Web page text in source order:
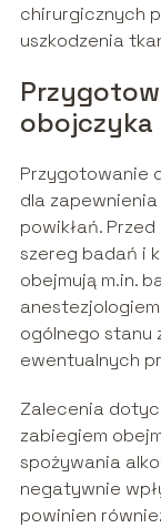
chirurgicznych
uszkodzenia
obojczyka
Przygotowanie
dla
powikłań.
szereg badań i
obejmują m.in.
ogólnego
ewentualnych
Zalecenia
zabiegiem
spożywania
negatywnie
powinien